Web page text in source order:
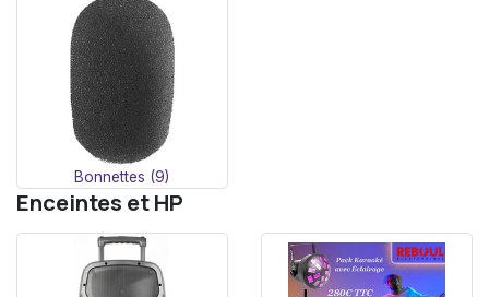
Bonnettes (9)
Enceintes et HP